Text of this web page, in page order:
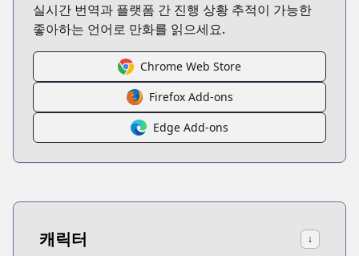
실시간 번역과 플랫폼 간 진행 상황 추적이 가능한
좋아하는 언어로 만화를 읽으세요.
Chrome Web Store
Firefox Add-ons
Edge Add-ons
캐릭터 ↓